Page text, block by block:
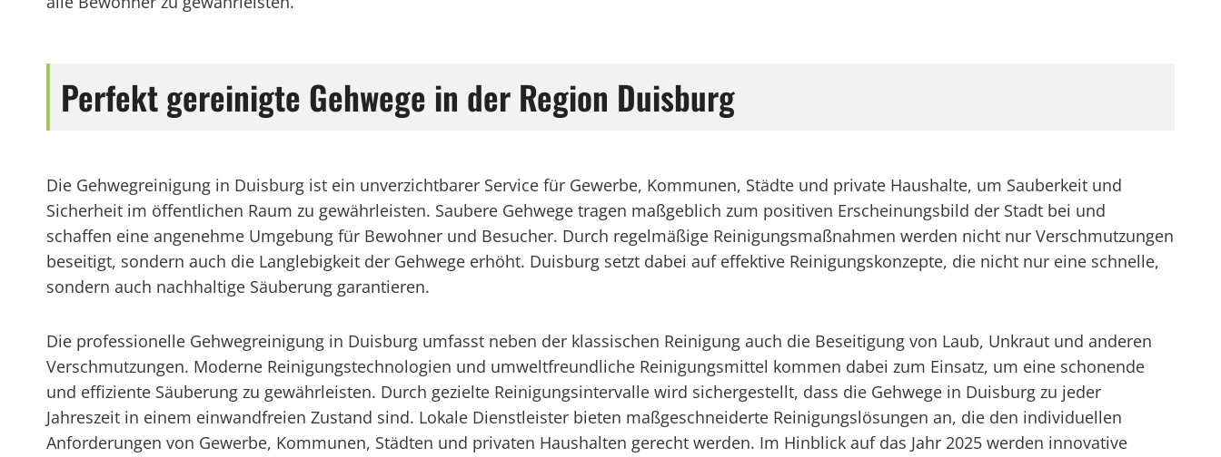
Perfekt gereinigte Gehwege in der Region Duisburg
Die Gehwegreinigung in Duisburg ist ein unverzichtbarer Service für Gewerbe, Kommunen, Städte und private Haushalte, um Sauberkeit und
Sicherheit im öffentlichen Raum zu gewährleisten. Saubere Gehwege tragen maßgeblich zum positiven Erscheinungsbild der Stadt bei und
schaffen eine angenehme Umgebung für Bewohner und Besucher. Durch regelmäßige Reinigungsmaßnahmen werden nicht nur Verschmutzungen
beseitigt, sondern auch die Langlebigkeit der Gehwege erhöht. Duisburg setzt dabei auf effektive Reinigungskonzepte, die nicht nur eine schnelle,
sondern auch nachhaltige Säuberung garantieren.
Die professionelle Gehwegreinigung in Duisburg umfasst neben der klassischen Reinigung auch die Beseitigung von Laub, Unkraut und anderen
Verschmutzungen. Moderne Reinigungstechnologien und umweltfreundliche Reinigungsmittel kommen dabei zum Einsatz, um eine schonende
und effiziente Säuberung zu gewährleisten. Durch gezielte Reinigungsintervalle wird sichergestellt, dass die Gehwege in Duisburg zu jeder
Jahreszeit in einem einwandfreien Zustand sind. Lokale Dienstleister bieten maßgeschneiderte Reinigungslösungen an, die den individuellen
Anforderungen von Gewerbe, Kommunen, Städten und privaten Haushalten gerecht werden. Im Hinblick auf das Jahr 2025 werden innovative